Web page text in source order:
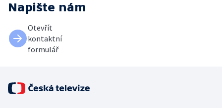
Napište nám
Otevřít
kontaktní
formulář